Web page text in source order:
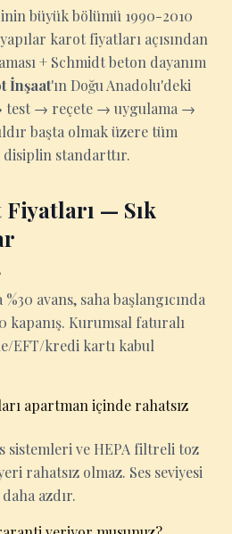
büyük bölümü 1990-2010
karot fiyatları açısından
+ Schmidt beton dayanım
İnşaat'ın Doğu Anadolu'deki
test → reçete → uygulama →
başta olmak üzere tüm
standarttır.
— Sık
avans, saha başlangıcında
kapanış. Kurumsal faturalı
EFT/kredi kartı kabul
apartman içinde rahatsız
sistemleri ve HEPA filtreli toz
rahatsız olmaz. Ses seviyesi
daha azdır.